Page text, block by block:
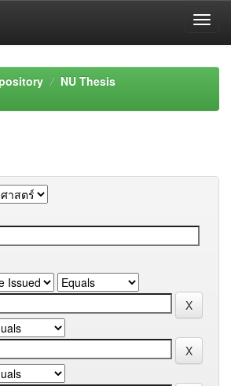
NU Thesis